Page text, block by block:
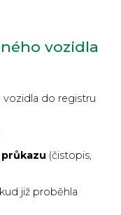
vozidla
vozidla do registru
(čistopis,
již proběhla